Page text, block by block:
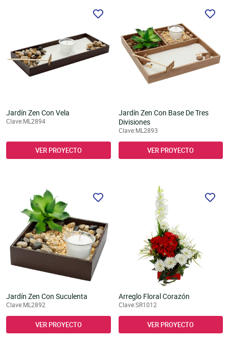
Jardín Zen Con Vela
Clave:ML2894
VER PROYECTO
Jardín Zen Con Base De Tres
Divisiones
Clave:ML2893
VER PROYECTO
Jardín Zen Con Suculenta
Clave:ML2892
VER PROYECTO
Arreglo Floral Corazón
Clave:SR1012
VER PROYECTO